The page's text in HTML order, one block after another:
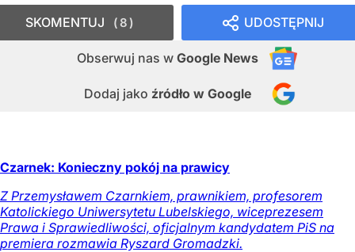
UDOSTĘPNIJ
Obserwuj nas w Google News
Dodaj jako źródło w Google
SKOMENTUJ 8
Czarnek: Konieczny pokój na prawicy
Z Przemysławem Czarnkiem, prawnikiem, profesorem
Katolickiego Uniwersytetu Lubelskiego, wiceprezesem
Prawa i Sprawiedliwości, oficjalnym kandydatem PiS na
premiera rozmawia Ryszard Gromadzki.